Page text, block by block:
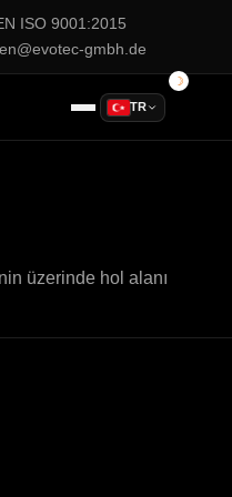
ISO 9001:2015
gmbh.de
TR
üzerinde hol alanı